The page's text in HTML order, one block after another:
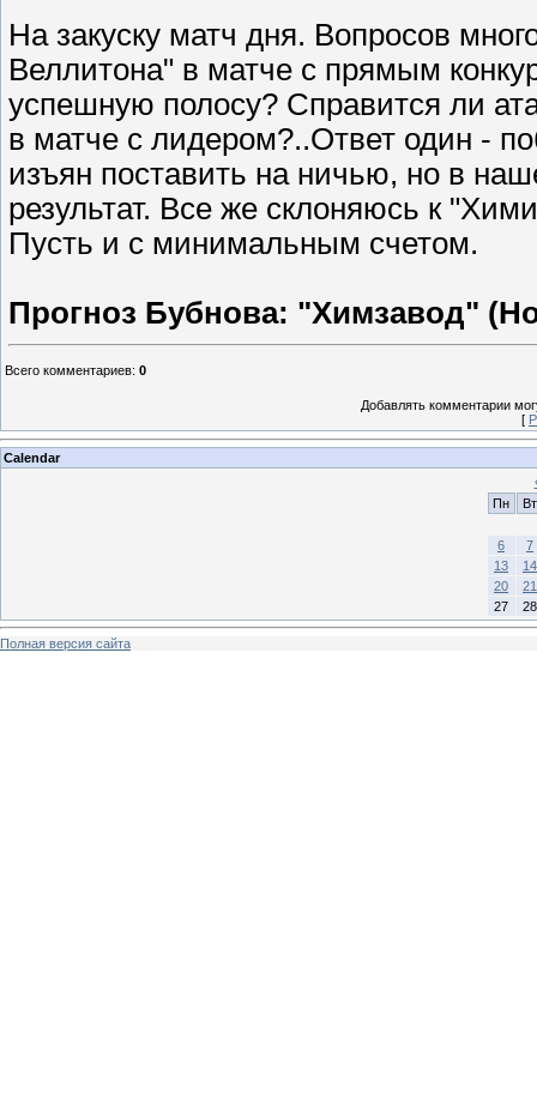
На закуску матч дня. Вопросов
Веллитона" в матче с прямым
успешную полосу? Справится ли
в матче с лидером?..Ответ один -
изъян поставить на ничью, но в
результат. Все же склоняюсь к
Пусть и с минимальным счетом.
Прогноз Бубнова: "Химзавод"
Всего комментариев: 0
Добавлять комментарии
[
Calendar
Пн
Вт
6
7
13
14
20
21
27
28
Полная версия сайта